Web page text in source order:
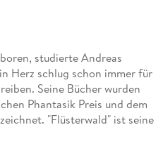
studierte Andreas
Herz schlug schon immer für
Seine Bücher wurden
Phantasik Preis und dem
"Flüsterwald" ist seine